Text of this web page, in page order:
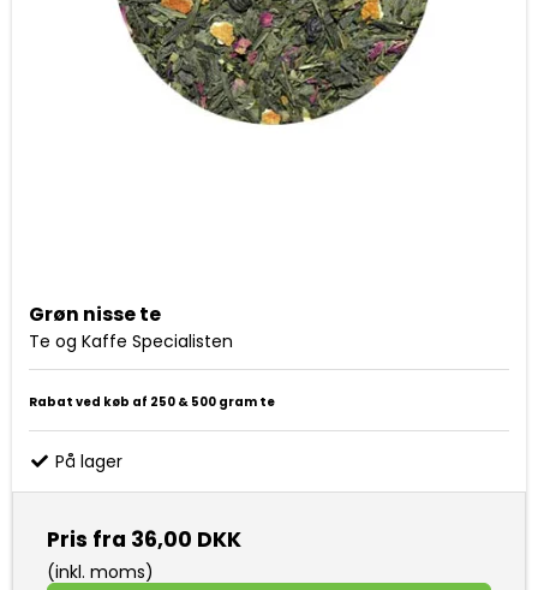
Grøn nisse te
Te og Kaffe Specialisten
Rabat ved køb af 250 & 500 gram te
På lager
Pris fra 36,00 DKK
(inkl. moms)